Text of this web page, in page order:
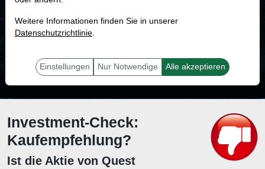
79.1 %
mit dieser Aktie erfolgreich sein.
Investment-Check:
Kaufempfehlung?
Ist die Aktie von Quest
Weitere Informationen finden Sie in unserer
Datenschutzrichtlinie.
Einstellungen Nur Notwendige Alle akzeptieren